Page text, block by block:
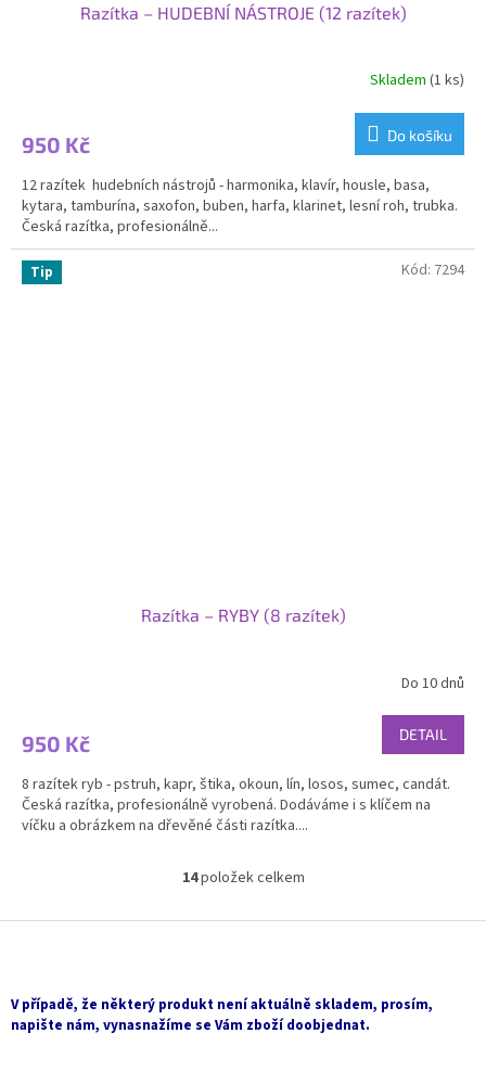
Razítka – HUDEBNÍ NÁSTROJE (12 razítek)
je
z
5
hvězdiček.
Skladem(1 ks)
950 Kč Do košíku
12 razítek hudebních nástrojů - harmonika, klavír, housle, basa,
kytara, tamburína, saxofon, buben, harfa, klarinet, lesní roh, trubka.
Česká razítka, profesionálně...
Tip
Razítka – RYBY (8 razítek)
Do 10 dnů
950 Kč DETAIL
8 razítek ryb - pstruh, kapr, štika, okoun, lín, losos, sumec, candát.
Česká razítka, profesionálně vyrobená. Dodáváme i s klíčem na
víčku a obrázkem na dřevěné části razítka....
Kód: 7294
O
l
c
í
14položek celkem
V případě, že některý produkt není aktuálně skladem, prosím,
napište nám, vynasnažíme se Vám zboží doobjednat.